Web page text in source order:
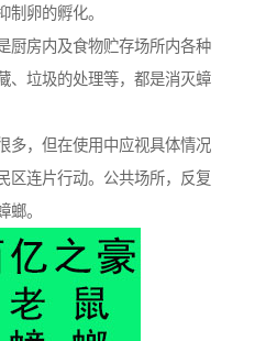
制卵的孵化。
厨房内及食物贮存场所内各种
、垃圾的处理等，都是消灭蟑
多，但在使用中应视具体情况
区连片行动。公共场所，反复
螂。